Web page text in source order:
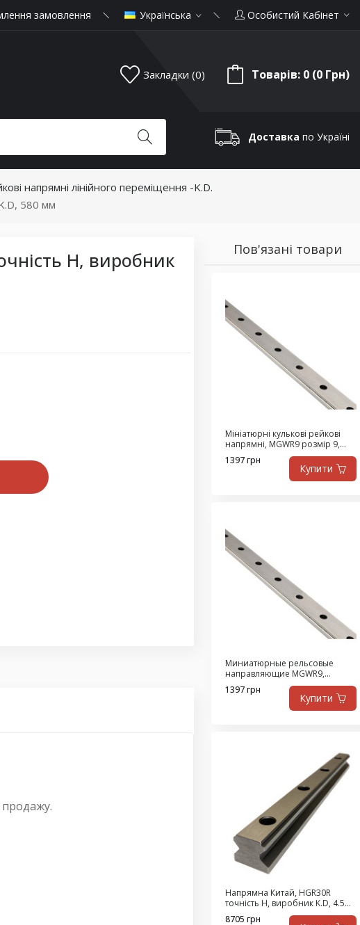
замовлення Українська Особистий Кабінет
Закладки (0) Товарів: 0 (0 Грн)
Доставка по Україні
напрямні лінійного переміщення -K.D.
580 мм
H, виробник Пов'язані товари
Мініатюрні кулькові рейкові
напрямні, MGWR9 розмір 9,
ціна за 530 мм
1397 грн
Купити
Миниатюрные рельсовые
направляющие MGWR9,
размер 9, цена за 530 мм
1397 грн
Купити
Напрямна Китай, HGR30R
точність H, виробник K.D, 4.5
метра
8705 грн